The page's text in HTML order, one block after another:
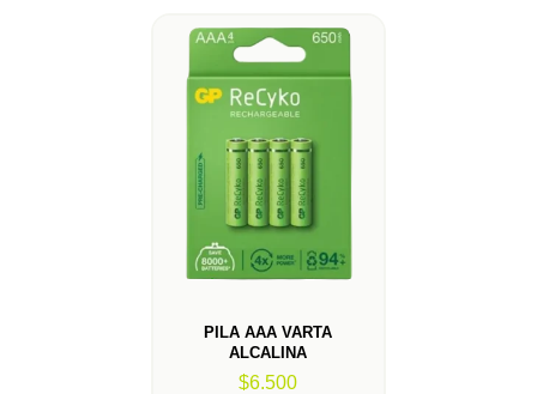
PILA AAA VARTA
ALCALINA
$6.500